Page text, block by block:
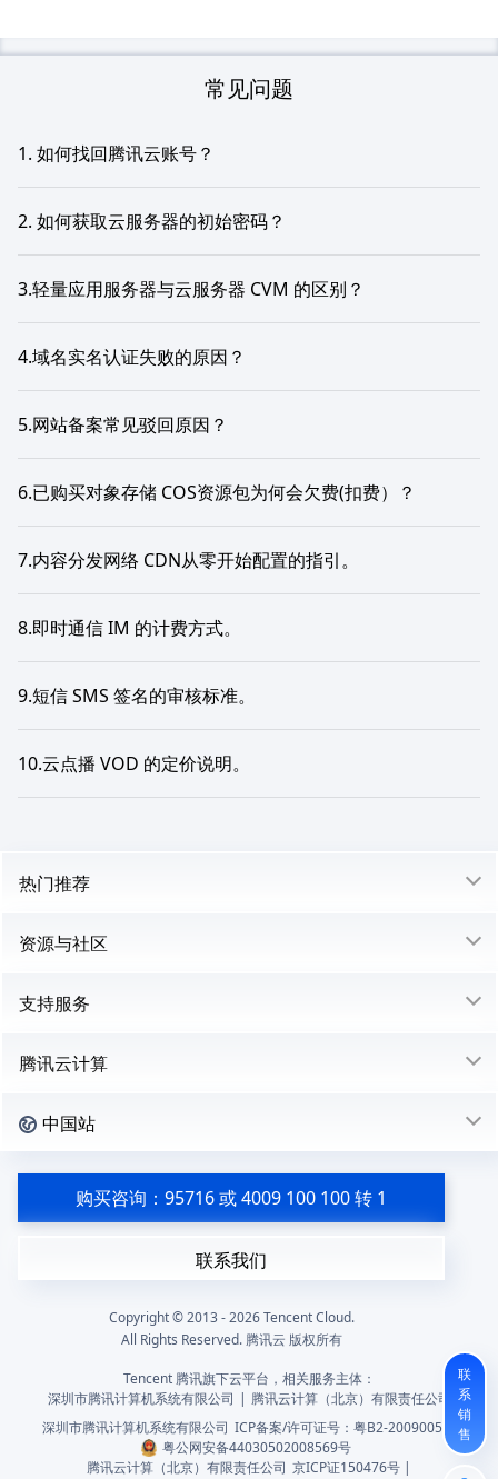
常见问题
1. 如何找回腾讯云账号？
2. 如何获取云服务器的初始密码？
3.轻量应用服务器与云服务器 CVM 的区别？
4.域名实名认证失败的原因？
5.网站备案常见驳回原因？
6.已购买对象存储 COS资源包为何会欠费(扣费）？
7.内容分发网络 CDN从零开始配置的指引。
8.即时通信 IM 的计费方式。
9.短信 SMS 签名的审核标准。
10.云点播 VOD 的定价说明。
联
系
销
售
热门推荐
资源与社区
支持服务
腾讯云计算
中国站
购买咨询：95716 或 4009 100 100 转 1
联系我们
Copyright © 2013 -2026Tencent Cloud.
All Rights Reserved. 腾讯云 版权所有
Tencent 腾讯旗下云平台，相关服务主体：
深圳市腾讯计算机系统有限公司 | 腾讯云计算（北京）有限责任公司
深圳市腾讯计算机系统有限公司 ICP备案/许可证号： 粤B2-20090059
粤公网安备44030502008569号
腾讯云计算（北京）有限责任公司 京ICP证150476号 |